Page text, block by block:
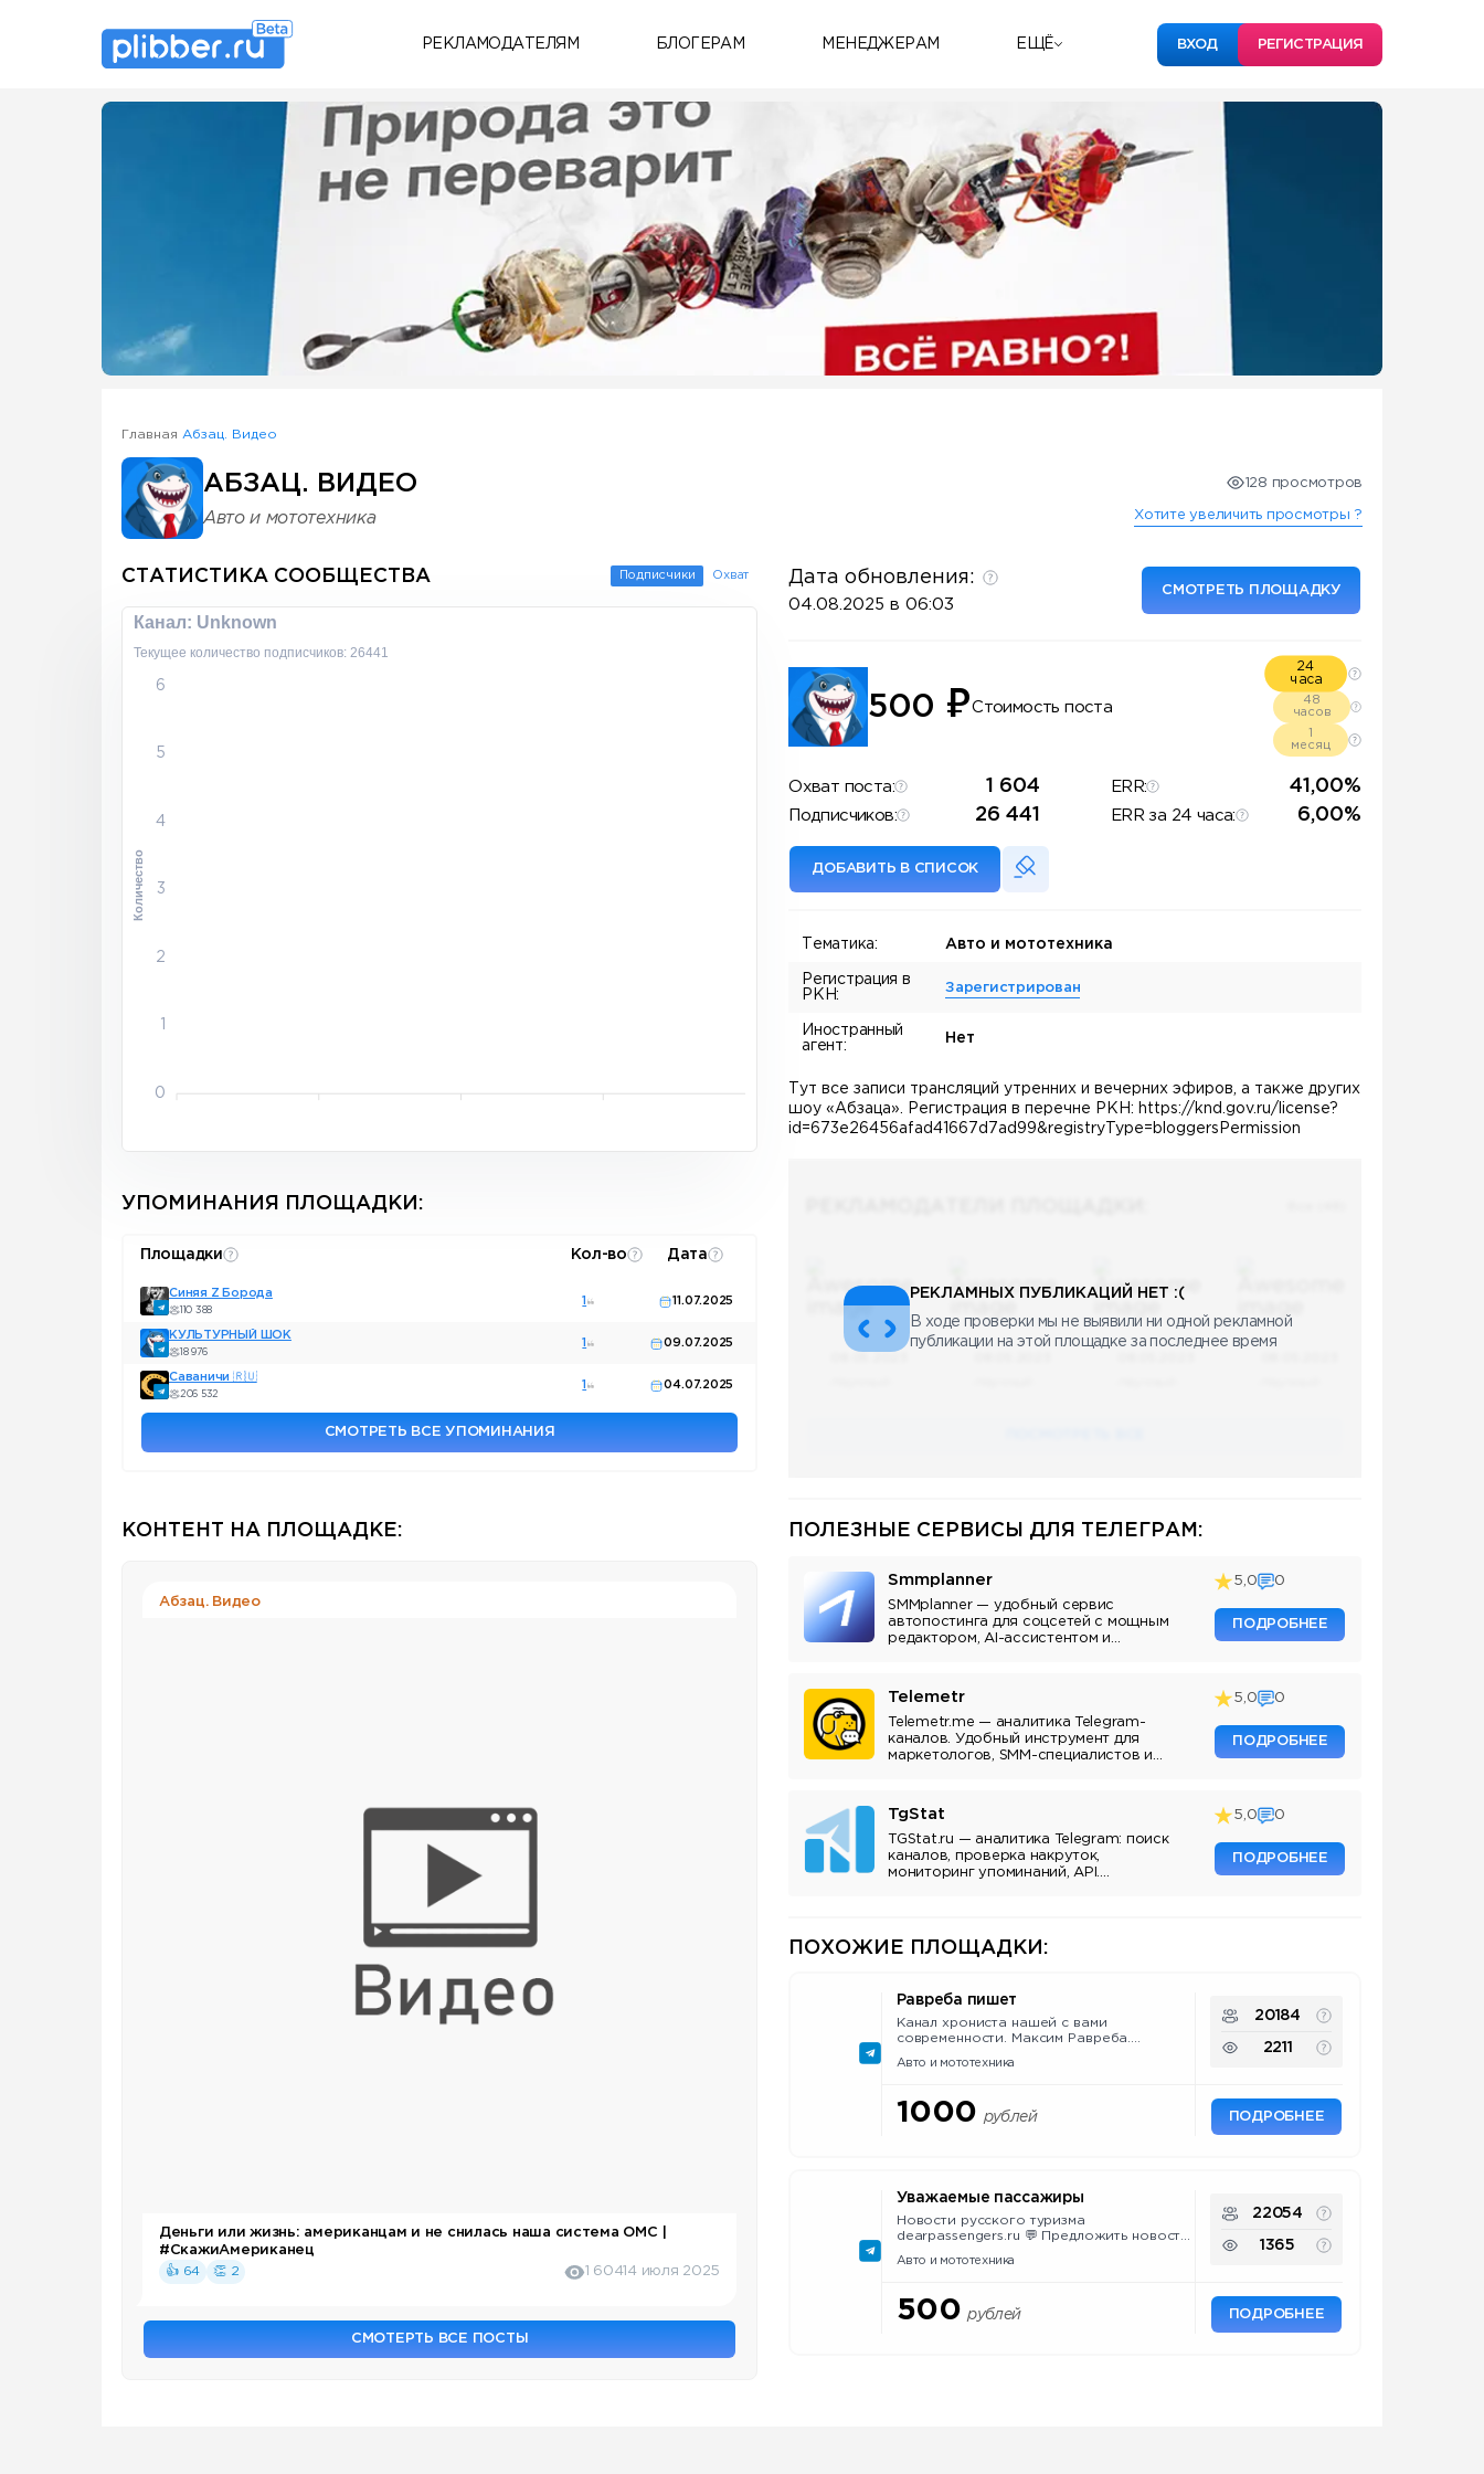
РЕКЛАМОДАТЕЛЯМ БЛОГЕРАМ МЕНЕДЖЕРАМ ЕЩЁ ВХОД РЕГИСТРАЦИЯ
Some SEO Title
Главная Абзац. Видео
АБЗАЦ. ВИДЕО
Авто и мототехника
128 просмотров
Хотите увеличить просмотры ?
СТАТИСТИКА СООБЩЕСТВА Подписчики Охват
Канал: Unknown
Текущее количество подписчиков: 26441
6
5
4
3
2
0
Количество
УПОМИНАНИЯ ПЛОЩАДКИ:
Площадки Кол-во Дата
Синяя Z Борода
110 388
1 11.07.2025
КУЛЬТУРНЫЙ ШОК
18 976
1 09.07.2025
Саваничи 🇷🇺
206 532
1 04.07.2025
СМОТРЕТЬ ВСЕ УПОМИНАНИЯ
КОНТЕНТ НА ПЛОЩАДКЕ:
Абзац. Видео
Деньги или жизнь: американцам и не снилась наша система ОМС |
#СкажиАмериканец
👍 64
👏 2 1 60414 июля 2025
СМОТЕРТЬ ВСЕ ПОСТЫ
Дата обновления:
04.08.2025 в 06:03
СМОТРЕТЬ ПЛОЩАДКУ
500 ₽Стоимость поста
24
часа
48
часов
месяц
Охват поста: 1 604 ERR: 41,00%
Подписчиков: 26 441 ERR за 24 часа: 6,00%
ДОБАВИТЬ В СПИСОК
Тематика: Авто и мототехника
Регистрация в
РКН:
Зарегистрирован
Иностранный
агент:
Нет
Тут все записи трансляций утренних и вечерних эфиров, а также других
шоу «Абзаца». Регистрация в перечне РКН: https://knd.gov.ru/license?
id=673e26456afad41667d7ad99&registryType=bloggersPermission
РЕКЛАМНЫХ ПУБЛИКАЦИЙ НЕТ :(
В ходе проверки мы не выявили ни одной рекламной
публикации на этой площадке за последнее время
ПОЛЕЗНЫЕ СЕРВИСЫ ДЛЯ ТЕЛЕГРАМ:
Smmplanner
SMMplanner — удобный сервис
автопостинга для соцсетей с мощным
редактором, AI-ассистентом и
5,0 0
ПОДРОБНЕЕ
Telemetr
Telemetr.me — аналитика Telegram-
каналов. Удобный инструмент для
маркетологов, SMM-специалистов и
5,0 0
ПОДРОБНЕЕ
TgStat
TGStat.ru — аналитика Telegram: поиск
каналов, проверка накруток,
мониторинг упоминаний, API.
5,0 0
ПОДРОБНЕЕ
ПОХОЖИЕ ПЛОЩАДКИ:
Равреба пишет
Канал хрониста нашей с вами
современности. Максим Равреба.
@RavrebaMakc
Авто и мототехника
20184
2211
1000 рублей ПОДРОБНЕЕ
Уважаемые пассажиры
Новости русского туризма
dearpassengers.ru 💬 Предложить новость,
@ranarod_admin Регистрация в РКН:
Авто и мототехника
22054
1365
500 рублей ПОДРОБНЕЕ